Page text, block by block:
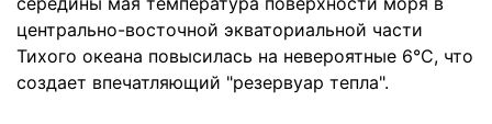
центрально-восточной экваториальной части
Тихого океана повысилась на невероятные 6°C, что
создает впечатляющий "резервуар тепла".